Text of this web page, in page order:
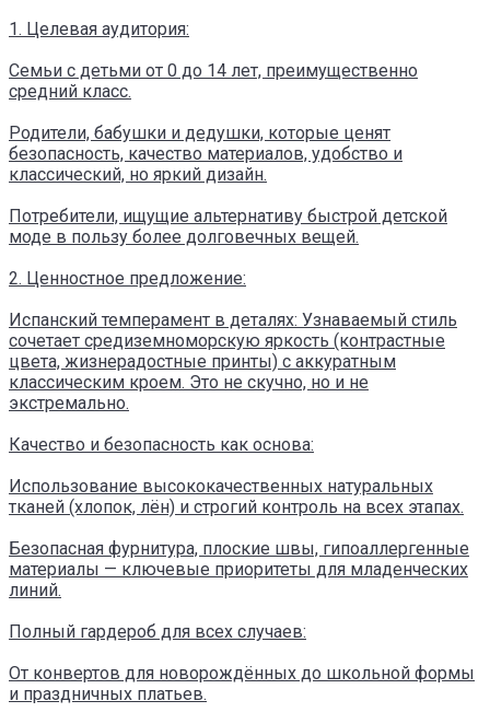
1. Целевая аудитория:
Семьи с детьми от 0 до 14 лет, преимущественно
средний класс.
Родители, бабушки и дедушки, которые ценят
безопасность, качество материалов, удобство и
классический, но яркий дизайн.
Потребители, ищущие альтернативу быстрой детской
моде в пользу более долговечных вещей.
2. Ценностное предложение:
Испанский темперамент в деталях: Узнаваемый стиль
сочетает средиземноморскую яркость (контрастные
цвета, жизнерадостные принты) с аккуратным
классическим кроем. Это не скучно, но и не
экстремально.
Качество и безопасность как основа:
Использование высококачественных натуральных
тканей (хлопок, лён) и строгий контроль на всех этапах.
Безопасная фурнитура, плоские швы, гипоаллергенные
материалы — ключевые приоритеты для младенческих
линий.
Полный гардероб для всех случаев:
От конвертов для новорождённых до школьной формы
и праздничных платьев.